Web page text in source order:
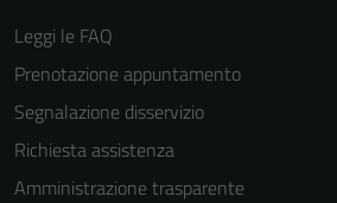
Leggi le FAQ
Prenotazione appuntamento
Segnalazione disservizio
Richiesta assistenza
Amministrazione trasparente